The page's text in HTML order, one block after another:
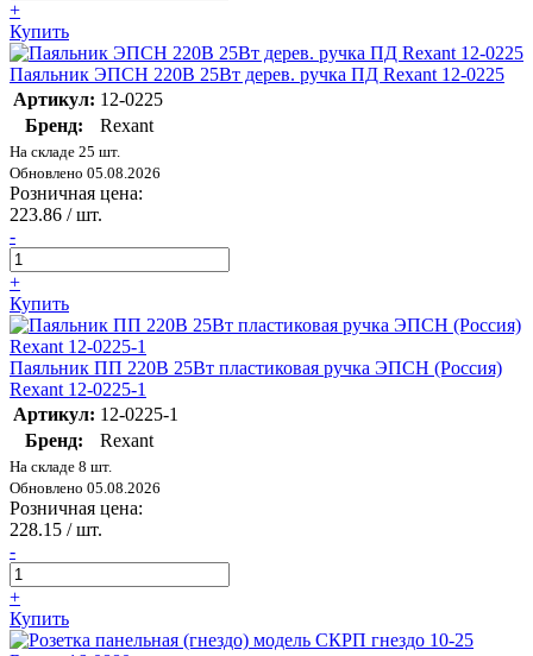
+
Купить
Паяльник ЭПСН 220В 25Вт дерев. ручка ПД Rexant 12-0225
Артикул: 12-0225
Бренд:
Rexant
На складе 25 шт.
Обновлено 05.08.2026
Розничная цена:
223.86 / шт.
-
+
Купить
Паяльник ПП 220В 25Вт пластиковая ручка ЭПСН (Россия)
Rexant 12-0225-1
Артикул: 12-0225-1
Бренд:
Rexant
На складе 8 шт.
Обновлено 05.08.2026
Розничная цена:
228.15 / шт.
-
+
Купить